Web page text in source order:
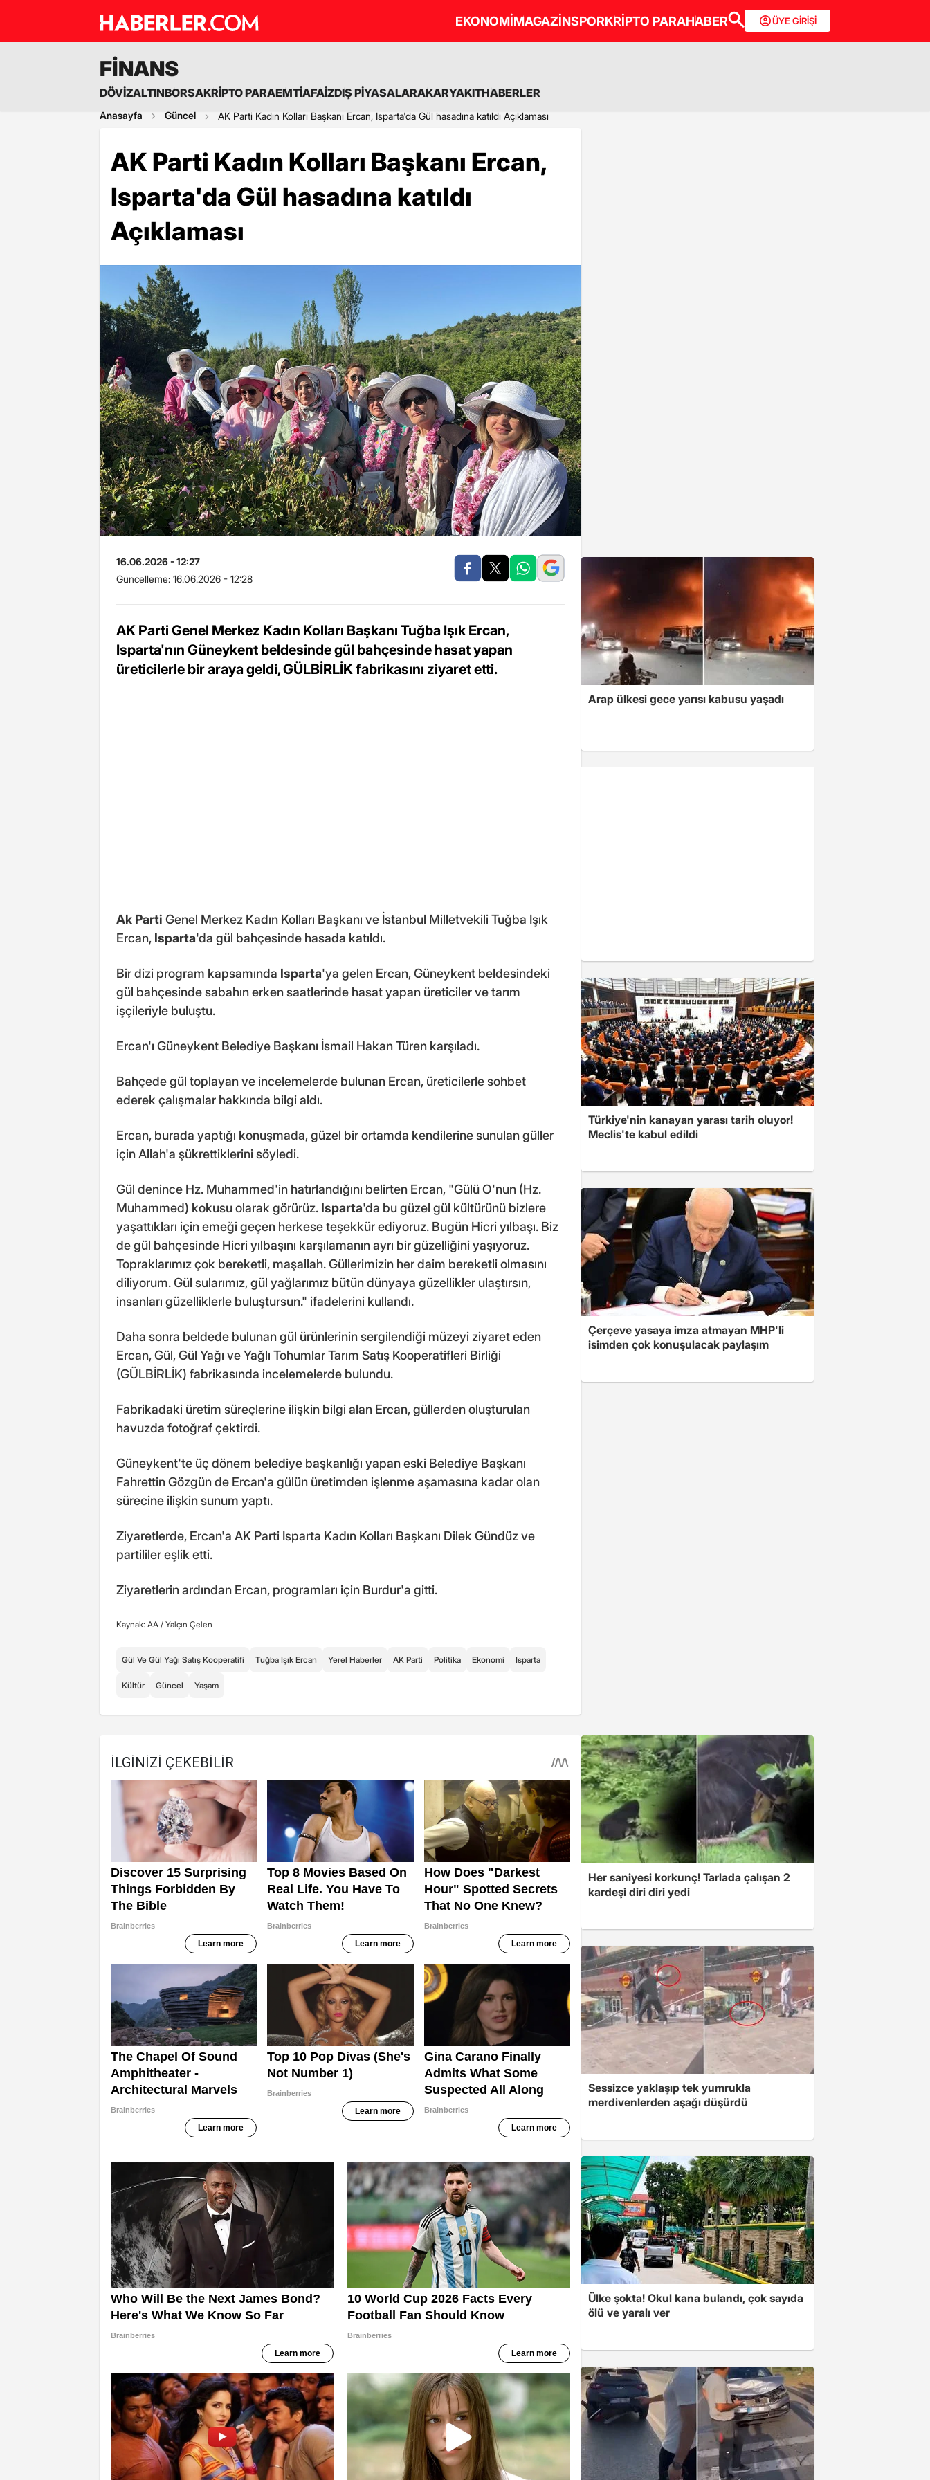
EKONOMİMAGAZİNSPORKRİPTO PARAHABER ÜYE GİRİŞİ
FİNANS
DÖVİZALTINBORSAKRİPTO PARAEMTİAFAİZDIŞ PİYASALARAKARYAKITHABERLER
Anasayfa Güncel AK Parti Kadın Kolları Başkanı Ercan, Isparta'da Gül hasadına katıldı Açıklaması
AK Parti Kadın Kolları Başkanı Ercan,
Isparta'da Gül hasadına katıldı
Açıklaması
16.06.2026 - 12:27
Güncelleme: 16.06.2026 - 12:28
AK Parti Genel Merkez Kadın Kolları Başkanı Tuğba Işık Ercan,
Isparta'nın Güneykent beldesinde gül bahçesinde hasat yapan
üreticilerle bir araya geldi, GÜLBİRLİK fabrikasını ziyaret etti.
Ak Parti Genel Merkez Kadın Kolları Başkanı ve İstanbul Milletvekili Tuğba Işık
Ercan, Isparta'da gül bahçesinde hasada katıldı.
Bir dizi program kapsamında Isparta'ya gelen Ercan, Güneykent beldesindeki
gül bahçesinde sabahın erken saatlerinde hasat yapan üreticiler ve tarım
işçileriyle buluştu.
Ercan'ı Güneykent Belediye Başkanı İsmail Hakan Türen karşıladı.
Bahçede gül toplayan ve incelemelerde bulunan Ercan, üreticilerle sohbet
ederek çalışmalar hakkında bilgi aldı.
Ercan, burada yaptığı konuşmada, güzel bir ortamda kendilerine sunulan güller
için Allah'a şükrettiklerini söyledi.
Gül denince Hz. Muhammed'in hatırlandığını belirten Ercan, "Gülü O'nun (Hz.
Muhammed) kokusu olarak görürüz. Isparta'da bu güzel gül kültürünü bizlere
yaşattıkları için emeği geçen herkese teşekkür ediyoruz. Bugün Hicri yılbaşı. Biz
de gül bahçesinde Hicri yılbaşını karşılamanın ayrı bir güzelliğini yaşıyoruz.
Topraklarımız çok bereketli, maşallah. Güllerimizin her daim bereketli olmasını
diliyorum. Gül sularımız, gül yağlarımız bütün dünyaya güzellikler ulaştırsın,
insanları güzelliklerle buluştursun." ifadelerini kullandı.
Daha sonra beldede bulunan gül ürünlerinin sergilendiği müzeyi ziyaret eden
Ercan, Gül, Gül Yağı ve Yağlı Tohumlar Tarım Satış Kooperatifleri Birliği
(GÜLBİRLİK) fabrikasında incelemelerde bulundu.
Fabrikadaki üretim süreçlerine ilişkin bilgi alan Ercan, güllerden oluşturulan
havuzda fotoğraf çektirdi.
Güneykent'te üç dönem belediye başkanlığı yapan eski Belediye Başkanı
Fahrettin Gözgün de Ercan'a gülün üretimden işlenme aşamasına kadar olan
sürecine ilişkin sunum yaptı.
Ziyaretlerde, Ercan'a AK Parti Isparta Kadın Kolları Başkanı Dilek Gündüz ve
partililer eşlik etti.
Ziyaretlerin ardından Ercan, programları için Burdur'a gitti.
Kaynak: AA / Yalçın Çelen
Gül Ve Gül Yağı Satış Kooperatifi Tuğba Işık Ercan Yerel Haberler AK Parti Politika Ekonomi Isparta
Kültür Güncel Yaşam
Arap ülkesi gece yarısı kabusu yaşadı
Türkiye'nin kanayan yarası tarih oluyor!
Meclis'te kabul edildi
Çerçeve yasaya imza atmayan MHP'li
isimden çok konuşulacak paylaşım
Her saniyesi korkunç! Tarlada çalışan 2
kardeşi diri diri yedi
Sessizce yaklaşıp tek yumrukla
merdivenlerden aşağı düşürdü
Ülke şokta! Okul kana bulandı, çok sayıda
ölü ve yaralı ver